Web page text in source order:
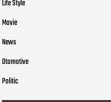
Life Style
Movie
News
Otomotive
Politic